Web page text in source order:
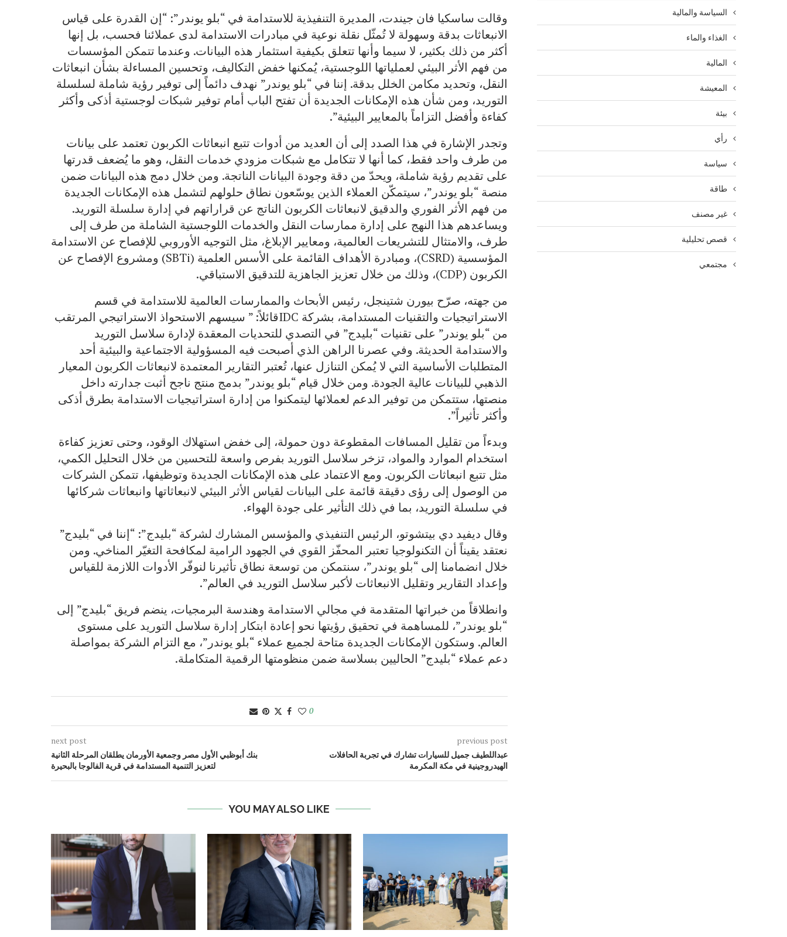
وقالت ساسكيا فان جيندت، المديرة التنفيذية للاستدامة في “بلو يوندر”: “إن القدرة على قياس
الانبعاثات بدقة وسهولة لا تُمثّل نقلة نوعية في مبادرات الاستدامة لدى عملائنا فحسب، بل إنها
أكثر من ذلك بكثير، لا سيما وأنها تتعلق بكيفية استثمار هذه البيانات. وعندما تتمكن المؤسسات
من فهم الأثر البيئي لعملياتها اللوجستية، يُمكنها خفض التكاليف، وتحسين المساءلة بشأن انبعاثات
النقل، وتحديد مكامن الخلل بدقة. إننا في “بلو يوندر” نهدف دائماً إلى توفير رؤية شاملة لسلسلة
التوريد، ومن شأن هذه الإمكانات الجديدة أن تفتح الباب أمام توفير شبكات لوجستية أذكى وأكثر
كفاءة وأفضل التزاماً بالمعايير البيئية”.
وتجدر الإشارة في هذا الصدد إلى أن العديد من أدوات تتبع انبعاثات الكربون تعتمد على بيانات
من طرف واحد فقط، كما أنها لا تتكامل مع شبكات مزودي خدمات النقل، وهو ما يُضعف قدرتها
على تقديم رؤية شاملة، ويحدّ من دقة وجودة البيانات الناتجة. ومن خلال دمج هذه البيانات ضمن
منصة “بلو يوندر”، سيتمكّن العملاء الذين يوسّعون نطاق حلولهم لتشمل هذه الإمكانات الجديدة
من فهم الأثر الفوري والدقيق لانبعاثات الكربون الناتج عن قراراتهم في إدارة سلسلة التوريد.
ويساعدهم هذا النهج على إدارة ممارسات النقل والخدمات اللوجستية الشاملة من طرف إلى
طرف، والامتثال للتشريعات العالمية، ومعايير الإبلاغ، مثل التوجيه الأوروبي للإفصاح عن الاستدامة
المؤسسية (CSRD)، ومبادرة الأهداف القائمة على الأسس العلمية (SBTi) ومشروع الإفصاح عن
الكربون (CDP)، وذلك من خلال تعزيز الجاهزية للتدقيق الاستباقي.
من جهته، صرّح بيورن شتينجل، رئيس الأبحاث والممارسات العالمية للاستدامة في قسم
الاستراتيجيات والتقنيات المستدامة، بشركة IDCقائلاً: ” سيسهم الاستحواذ الاستراتيجي المرتقب
من “بلو يوندر” على تقنيات “بليدج” في التصدي للتحديات المعقدة لإدارة سلاسل التوريد
والاستدامة الحديثة. وفي عصرنا الراهن الذي أصبحت فيه المسؤولية الاجتماعية والبيئية أحد
المتطلبات الأساسية التي لا يُمكن التنازل عنها، تُعتبر التقارير المعتمدة لانبعاثات الكربون المعيار
الذهبي للبيانات عالية الجودة. ومن خلال قيام “بلو يوندر” بدمج منتج ناجح أثبت جدارته داخل
منصتها، ستتمكن من توفير الدعم لعملائها ليتمكنوا من إدارة استراتيجيات الاستدامة بطرق أذكى
وأكثر تأثيراً”.
وبدءاً من تقليل المسافات المقطوعة دون حمولة، إلى خفض استهلاك الوقود، وحتى تعزيز كفاءة
استخدام الموارد والمواد، تزخر سلاسل التوريد بفرص واسعة للتحسين من خلال التحليل الكمي،
مثل تتبع انبعاثات الكربون. ومع الاعتماد على هذه الإمكانات الجديدة وتوظيفها، تتمكن الشركات
من الوصول إلى رؤى دقيقة قائمة على البيانات لقياس الأثر البيئي لانبعاثاتها وانبعاثات شركائها
في سلسلة التوريد، بما في ذلك التأثير على جودة الهواء.
وقال ديفيد دي بيتشوتو، الرئيس التنفيذي والمؤسس المشارك لشركة “بليدج”: “إننا في “بليدج”
نعتقد يقيناً أن التكنولوجيا تعتبر المحفّز القوي في الجهود الرامية لمكافحة التغيّر المناخي. ومن
خلال انضمامنا إلى “بلو يوندر”، سنتمكن من توسعة نطاق تأثيرنا لنوفّر الأدوات اللازمة للقياس
وإعداد التقارير وتقليل الانبعاثات لأكبر سلاسل التوريد في العالم”.
وانطلاقاً من خبراتها المتقدمة في مجالي الاستدامة وهندسة البرمجيات، ينضم فريق “بليدج” إلى
“بلو يوندر”، للمساهمة في تحقيق رؤيتها نحو إعادة ابتكار إدارة سلاسل التوريد على مستوى
العالم. وستكون الإمكانات الجديدة متاحة لجميع عملاء “بلو يوندر”، مع التزام الشركة بمواصلة
دعم عملاء “بليدج” الحاليين بسلاسة ضمن منظومتها الرقمية المتكاملة.
0
previous post
عبداللطيف جميل للسيارات تشارك في تجربة الحافلات
الهيدروجينية في مكة المكرمة
next post
بنك أبوظبي الأول مصر وجمعية الأورمان يطلقان المرحلة الثانية
لتعزيز التنمية المستدامة في قرية الفالوجا بالبحيرة
YOU MAY ALSO LIKE
السياسة والمالية
الغذاء والماء
المالية
المعيشة
بيئة
رأي
سياسة
طاقة
غير مصنف
قصص تحليلية
مجتمعي